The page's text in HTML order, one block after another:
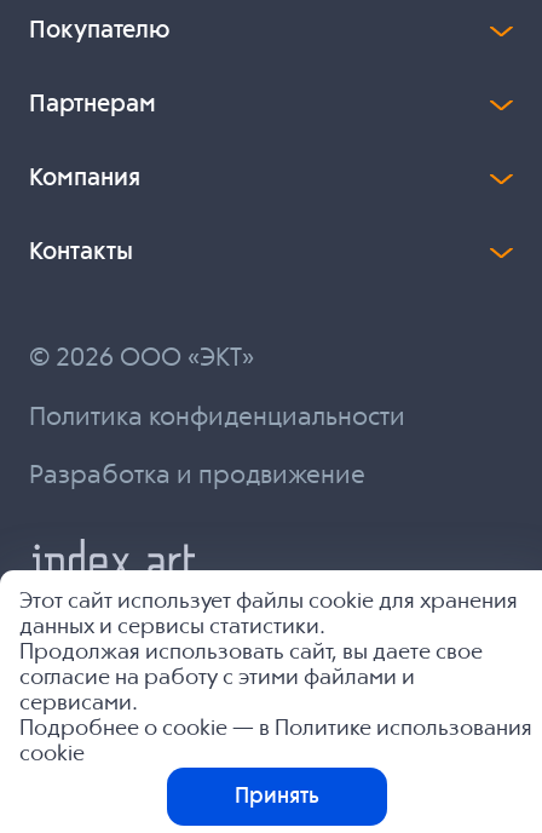
Покупателю
Партнерам
Компания
Контакты
© 2026 ООО «ЭКТ»
Политика конфиденциальности
Разработка и продвижение
Этот сайт использует файлы cookie для хранения
данных и сервисы статистики.
Продолжая использовать сайт, вы даете свое
согласие на работу с этими файлами и
сервисами.
Подробнее о cookie — в
Политике использования
cookie
Принять